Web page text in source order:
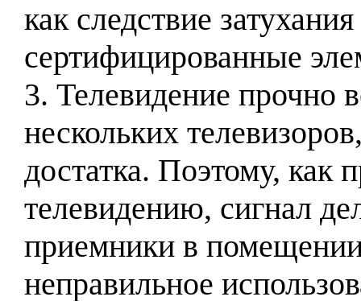
как следствие
сертифицированные
3. Телевидение прочно
нескольких
достатка. Поэтому, как
телевидению, сигнал
приемники в
неправильное